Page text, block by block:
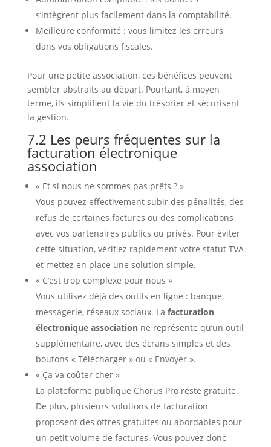
s’intègrent plus facilement dans la comptabilité.
Meilleure conformité : vous limitez les erreurs
dans vos obligations fiscales.
Pour une petite association, ces bénéfices peuvent
sembler abstraits au départ. Pourtant, à moyen
terme, ils simplifient la vie du trésorier et sécurisent
la gestion.
7.2 Les peurs fréquentes sur la
facturation électronique
association
« Et si nous ne sommes pas prêts ? »
Vous pouvez effectivement subir des pénalités, des
refus de certaines factures ou des complications
avec vos partenaires publics ou privés. Pour éviter
cette situation, vérifiez rapidement votre statut TVA
et mettez en place une solution simple.
« C’est trop complexe pour nous »
Vous utilisez déjà des outils en ligne : banque,
messagerie, réseaux sociaux. La facturation
électronique associationne représente qu’un outil
supplémentaire, avec des écrans simples et des
boutons « Télécharger » ou « Envoyer ».
« Ça va coûter cher »
La plateforme publique Chorus Pro reste gratuite.
De plus, plusieurs solutions de facturation
proposent des offres gratuites ou abordables pour
un petit volume de factures. Vous pouvez donc